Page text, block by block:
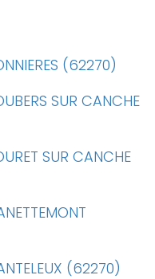
(62270)
SUR CANCHE
SUR CANCHE
(62270)